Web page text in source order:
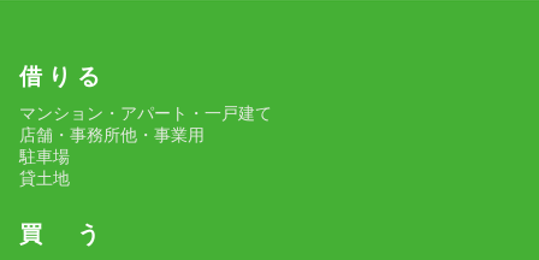
借 り る
マンション・アパート・一戸建て
店舗・事務所他・事業用
駐車場
貸土地
買 う